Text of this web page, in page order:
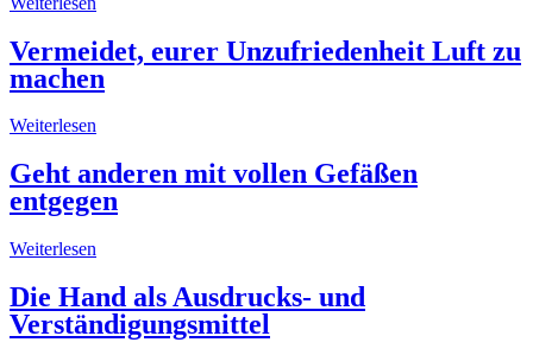
Vermeidet, eurer Unzufriedenheit Luft zu
machen
Weiterlesen
Geht anderen mit vollen Gefäßen
entgegen
Weiterlesen
Die Hand als Ausdrucks- und
Verständigungsmittel